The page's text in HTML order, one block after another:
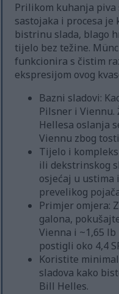
Prilikom kuhanja piva
sastojaka i procesa je
bistrinu slada, blago
tijelo bez težine.
funkcionira s čistim
ekspresijom ovog
Bazni sladovi:
Pilsner i
Hellesa oslanja
Viennu zbog
Tijelo i
ili dekstrinskog
osjećaj u ustima
prevelikog
Primjer omjera:
galona,
Vienna i ~1,65
postigli oko 4,4
Koristite
sladova kako
Bill Helles.